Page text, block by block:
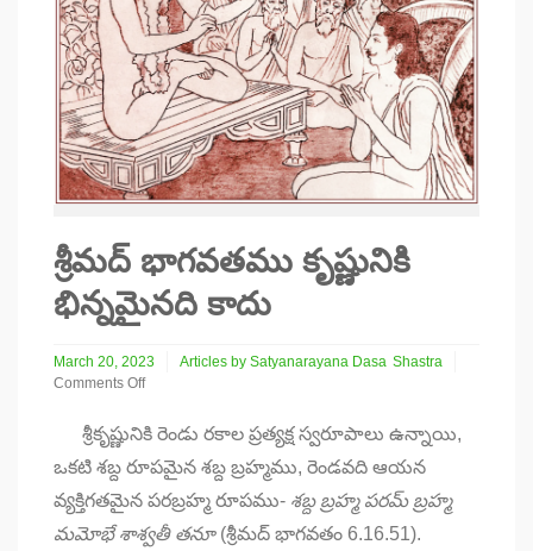
శ్రీమద్ భాగవతము కృష్ణునికి
భిన్నమైనది కాదు
March 20, 2023 Articles by Satyanarayana Dasa Shastra
Comments Off
శ్రీమద్
భాగవతము
కృష్ణునికి
భిన్నమైనది
కాదు
శ్రీకృష్ణునికి రెండు రకాల ప్రత్యక్ష స్వరూపాలు ఉన్నాయి,
ఒకటి శబ్ద రూపమైన శబ్ద బ్రహ్మము, రెండవది ఆయన
వ్యక్తిగతమైన పరబ్రహ్మ రూపము- శబ్ద బ్రహ్మ పరమ్ బ్రహ్మ
మమోభేశాశ్వతీ తనూ(శ్రీమద్ భాగవతం 6.16.51).